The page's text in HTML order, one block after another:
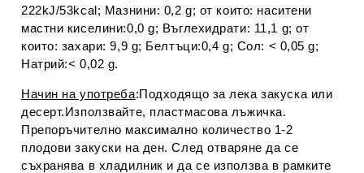
222kJ/53kcal; Мазнини: 0,2 g; от които: наситени
мастни киселини:0,0 g; Въглехидрати: 11,1 g; от
които: захари: 9,9 g; Белтъци:0,4 g; Сол: < 0,05 g;
Натрий:< 0,02 g.
Начин на употреба:Подходящо за лека закуска или
десерт.Използвайте, пластмасова лъжичка.
Препоръчително максимално количество 1-2
плодови закуски на ден. След отваряне да се
съхранява в хладилник и да се използва в рамките